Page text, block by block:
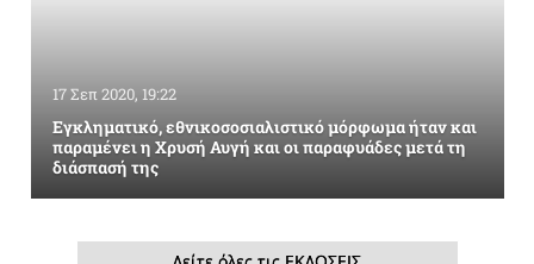
17 Σεπ 2020, 19:22
Εγκληματικό, εθνικοσοσιαλιστικό μόρφωμα ήταν και
παραμένει η Χρυσή Αυγή και οι παραφυάδες μετά τη
διάσπασή της